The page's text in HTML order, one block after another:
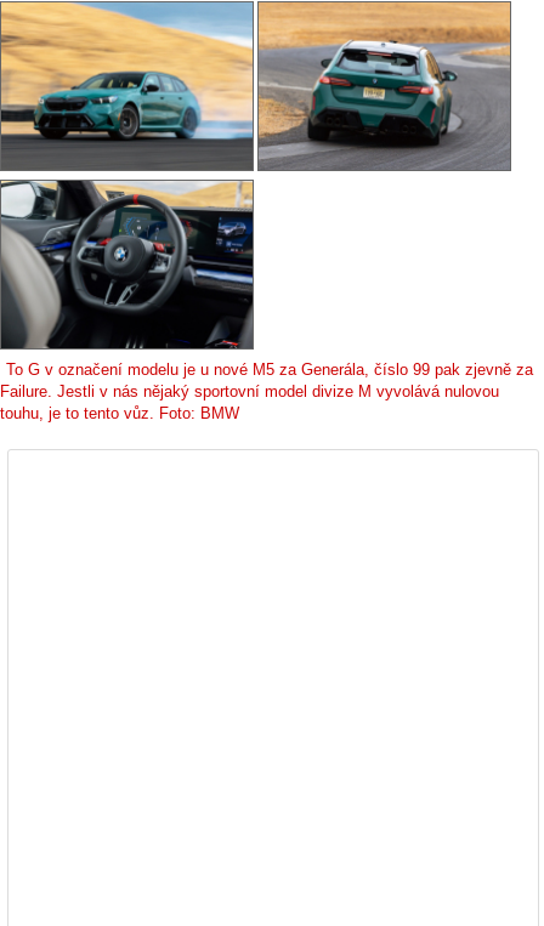
To G v označení modelu je u nové M5 za Generála, číslo 99 pak zjevně za
Failure. Jestli v nás nějaký sportovní model divize M vyvolává nulovou
touhu, je to tento vůz. Foto: BMW